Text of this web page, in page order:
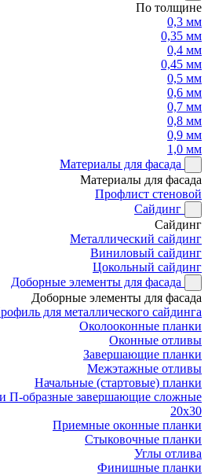
По толщине
0,3 мм
0,35 мм
0,4 мм
0,45 мм
0,5 мм
0,6 мм
0,7 мм
0,8 мм
0,9 мм
1,0 мм
Материалы для фасада
Материалы для фасада
Профлист стеновой
Сайдинг
Сайдинг
Металлический сайдинг
Виниловый сайдинг
Цокольный сайдинг
Доборные элементы для фасада
Доборные элементы для фасада
для металлического сайдинга
Околооконные планки
Оконные отливы
Завершающие планки
Межэтажные отливы
Начальные (стартовые) планки
П-образные завершающие сложные
20x30
Приемные оконные планки
Стыковочные планки
Углы отлива
Финишные планки